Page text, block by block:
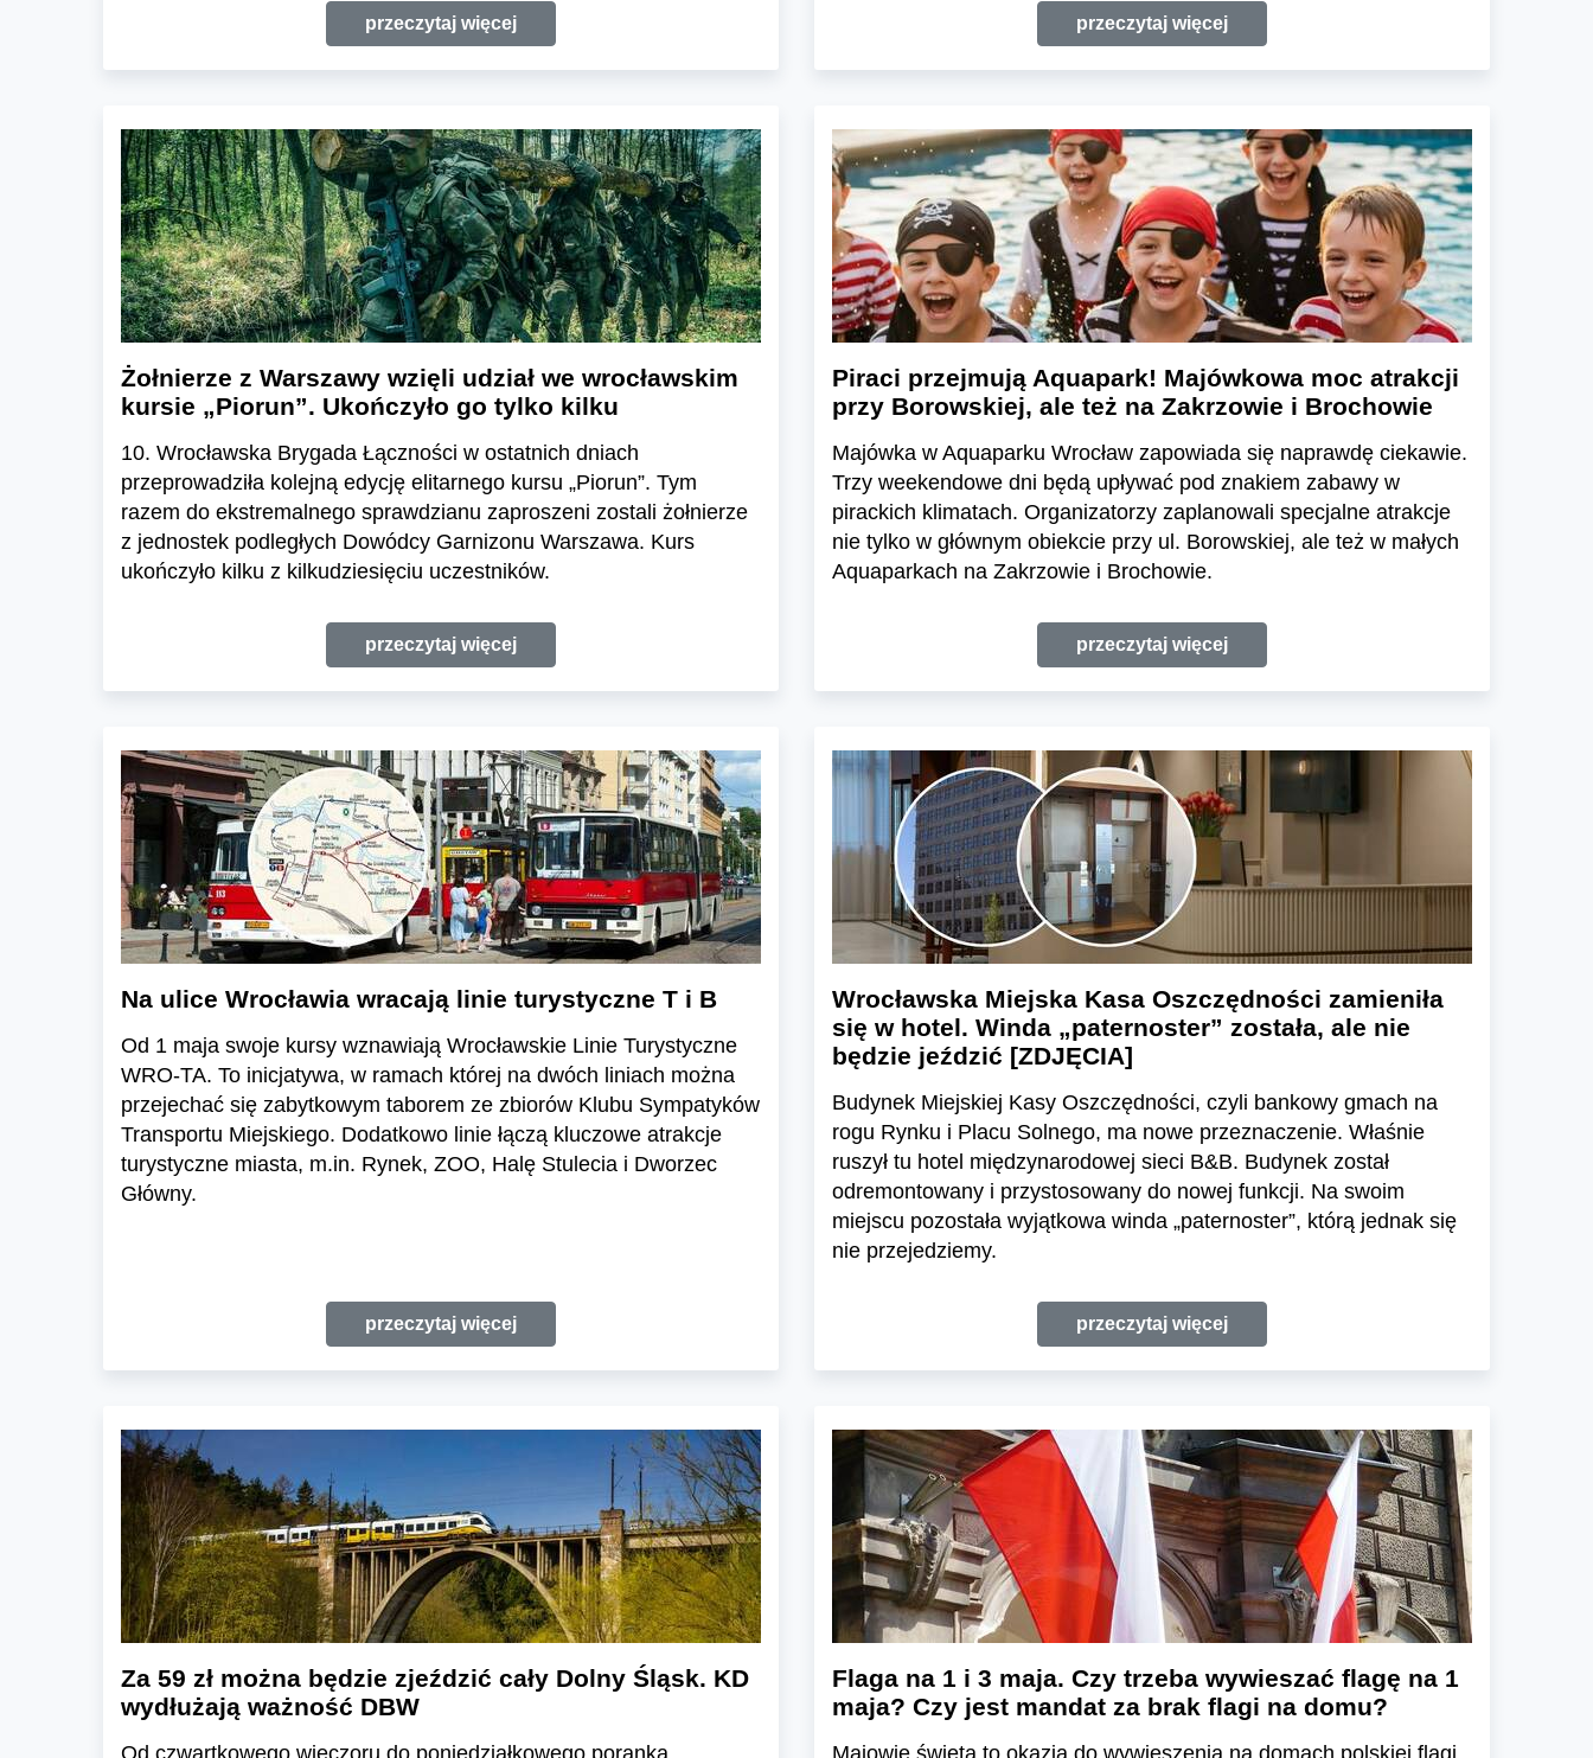
przeczytaj więcej przeczytaj więcej
Żołnierze z Warszawy wzięli udział we wrocławskim
kursie „Piorun”. Ukończyło go tylko kilku
10. Wrocławska Brygada Łączności w ostatnich dniach
przeprowadziła kolejną edycję elitarnego kursu „Piorun”. Tym
razem do ekstremalnego sprawdzianu zaproszeni zostali żołnierze
z jednostek podległych Dowódcy Garnizonu Warszawa. Kurs
ukończyło kilku z kilkudziesięciu uczestników.
przeczytaj więcej
Piraci przejmują Aquapark! Majówkowa moc atrakcji
przy Borowskiej, ale też na Zakrzowie i Brochowie
Majówka w Aquaparku Wrocław zapowiada się naprawdę ciekawie.
Trzy weekendowe dni będą upływać pod znakiem zabawy w
pirackich klimatach. Organizatorzy zaplanowali specjalne atrakcje
nie tylko w głównym obiekcie przy ul. Borowskiej, ale też w małych
Aquaparkach na Zakrzowie i Brochowie.
przeczytaj więcej
Na ulice Wrocławia wracają linie turystyczne T i B
Od 1 maja swoje kursy wznawiają Wrocławskie Linie Turystyczne
WRO-TA. To inicjatywa, w ramach której na dwóch liniach można
przejechać się zabytkowym taborem ze zbiorów Klubu Sympatyków
Transportu Miejskiego. Dodatkowo linie łączą kluczowe atrakcje
turystyczne miasta, m.in. Rynek, ZOO, Halę Stulecia i Dworzec
Główny.
przeczytaj więcej
Wrocławska Miejska Kasa Oszczędności zamieniła
się w hotel. Winda „paternoster” została, ale nie
będzie jeździć [ZDJĘCIA]
Budynek Miejskiej Kasy Oszczędności, czyli bankowy gmach na
rogu Rynku i Placu Solnego, ma nowe przeznaczenie. Właśnie
ruszył tu hotel międzynarodowej sieci B&B. Budynek został
odremontowany i przystosowany do nowej funkcji. Na swoim
miejscu pozostała wyjątkowa winda „paternoster”, którą jednak się
nie przejedziemy.
przeczytaj więcej
Za 59 zł można będzie zjeździć cały Dolny Śląsk. KD
wydłużają ważność DBW
Flaga na 1 i 3 maja. Czy trzeba wywieszać flagę na 1
maja? Czy jest mandat za brak flagi na domu?